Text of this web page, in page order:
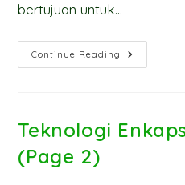
bertujuan untuk…
Continue Reading Teknologi
Enkapsulasi
Teknologi
(Page 2)